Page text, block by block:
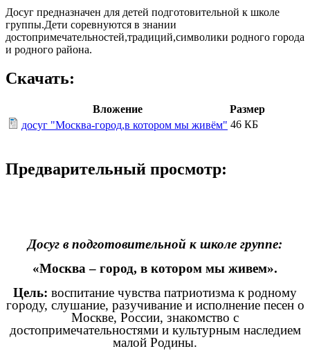
Досуг предназначен для детей подготовительной к школе
группы.Дети соревнуются в знании
достопримечательностей,традиций,символики родного города
и родного района.
Скачать:
Вложение
Размер
досуг "Москва-город,в котором мы живём" 46 КБ
Предварительный просмотр:
Досуг в подготовительной к школе группе:
«Москва – город, в котором мы живем».
Цель: воспитание чувства патриотизма к родному
городу, слушание, разучивание и исполнение песен о
Москве, России, знакомство с
достопримечательностями и культурным наследием
малой Родины.